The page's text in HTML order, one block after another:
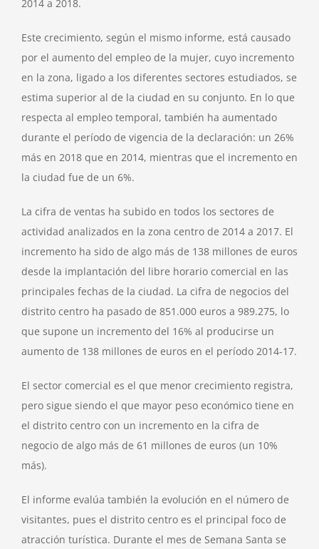
2014 a 2018.
Este crecimiento, según el mismo informe, está causado
por el aumento del empleo de la mujer, cuyo incremento
en la zona, ligado a los diferentes sectores estudiados, se
estima superior al de la ciudad en su conjunto. En lo que
respecta al empleo temporal, también ha aumentado
durante el período de vigencia de la declaración: un 26%
más en 2018 que en 2014, mientras que el incremento en
la ciudad fue de un 6%.
La cifra de ventas ha subido en todos los sectores de
actividad analizados en la zona centro de 2014 a 2017. El
incremento ha sido de algo más de 138 millones de euros
desde la implantación del libre horario comercial en las
principales fechas de la ciudad. La cifra de negocios del
distrito centro ha pasado de 851.000 euros a 989.275, lo
que supone un incremento del 16% al producirse un
aumento de 138 millones de euros en el período 2014-17.
El sector comercial es el que menor crecimiento registra,
pero sigue siendo el que mayor peso económico tiene en
el distrito centro con un incremento en la cifra de
negocio de algo más de 61 millones de euros (un 10%
más).
El informe evalúa también la evolución en el número de
visitantes, pues el distrito centro es el principal foco de
atracción turística. Durante el mes de Semana Santa se